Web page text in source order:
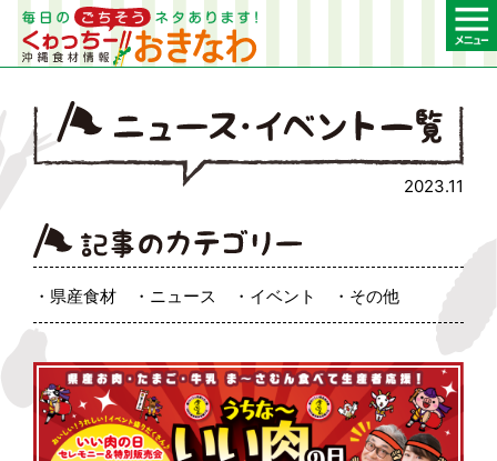
2023.11
県産食材 ニュース イベント その他